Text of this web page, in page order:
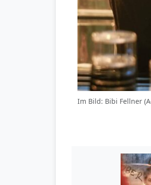
Im Bild: Bibi Fellner